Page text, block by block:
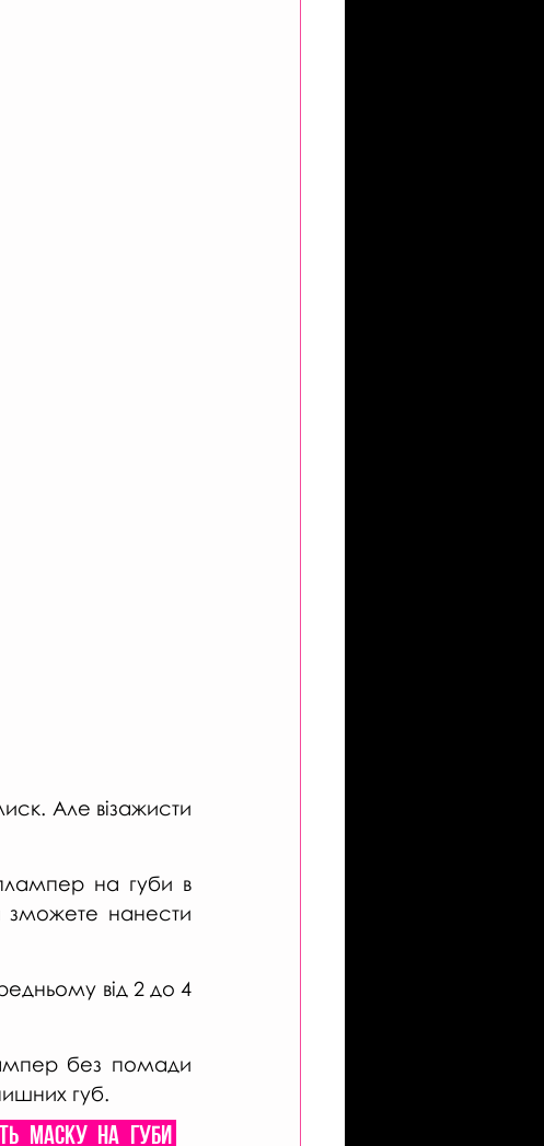
Але візажисти
на губи в
зможете нанести
від 2 до 4
без помади
губ.
маску на губи